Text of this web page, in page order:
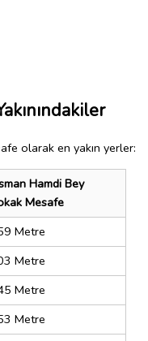
olarak en yakın yerler:
Hamdi Bey
Mesafe
Metre
Metre
Metre
Metre